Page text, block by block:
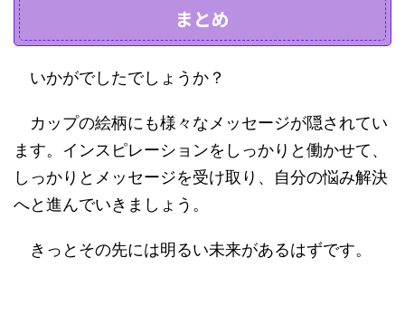
まとめ
いかがでしたでしょうか？
カップの絵柄にも様々なメッセージが隠されてい
ます。インスピレーションをしっかりと働かせて、
しっかりとメッセージを受け取り、自分の悩み解決
へと進んでいきましょう。
きっとその先には明るい未来があるはずです。